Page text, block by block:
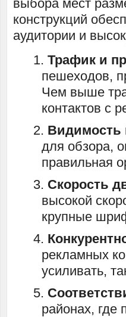
выбора мест
конструкций
аудитории и
Трафик и
пешеходов,
Чем выше
контактов с
Видимость
для обзора,
правильная
Скорость
высокой
крупные
рекламных
усиливать,
районах,